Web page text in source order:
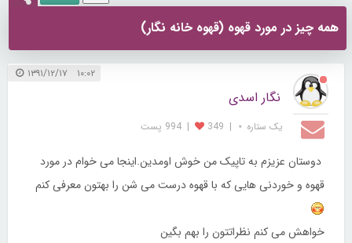
همه چیز در مورد قهوه (قهوه خانه نگار)
۱۰:۰۲ ۱۳۹۱/۱۲/۱۷
نگار اسدی
یک ستاره ⋆ |
349
| 994 پست
دوستان عزیزم به تاپیک من خوش اومدین.اینجا می خوام در مورد
قهوه و خوردنی هایی که با قهوه درست می شن را بهتون معرفی کنم
خواهش می کنم نظراتتون را بهم بگین